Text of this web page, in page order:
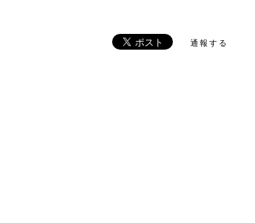
通報する